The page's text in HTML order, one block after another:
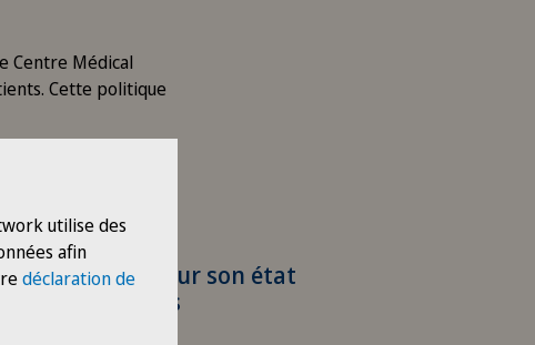
Centre Médical
Cette politique
du patient sur son état
de ses droits
utilise des
afin
déclaration de